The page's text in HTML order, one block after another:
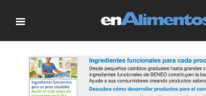
OFF CANVAS